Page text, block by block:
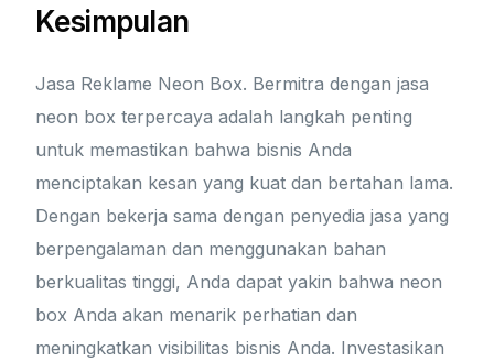
Kesimpulan
Jasa Reklame Neon Box. Bermitra dengan jasa
neon box terpercaya adalah langkah penting
untuk memastikan bahwa bisnis Anda
menciptakan kesan yang kuat dan bertahan lama.
Dengan bekerja sama dengan penyedia jasa yang
berpengalaman dan menggunakan bahan
berkualitas tinggi, Anda dapat yakin bahwa neon
box Anda akan menarik perhatian dan
meningkatkan visibilitas bisnis Anda. Investasikan